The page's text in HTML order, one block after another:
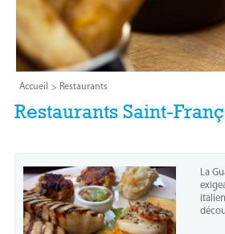
Accueil Restaurants
Restaurants Saint-
La